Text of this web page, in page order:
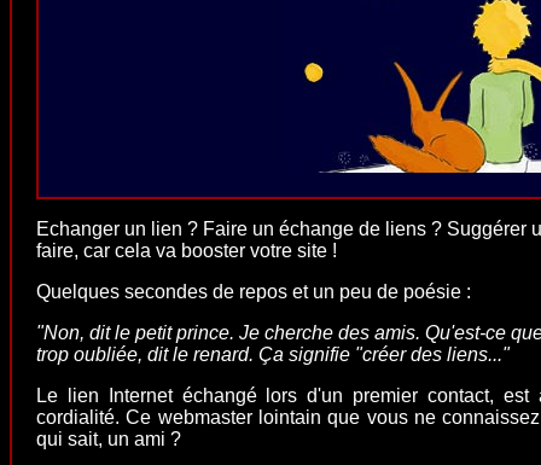
Echanger un lien ? Faire un échange de liens ? Suggérer
faire, car cela va booster votre site !
Quelques secondes de repos et un peu de poésie :
"Non, dit le petit prince. Je cherche des amis. Qu'est-ce
trop oubliée, dit le renard. Ça signifie "créer des liens..."
Le lien Internet échangé lors d'un premier contact,
cordialité. Ce webmaster lointain que vous ne
qui sait, un ami ?